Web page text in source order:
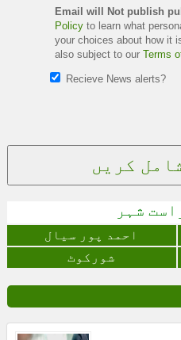
Email will Not publish
Policyto learn what
your choices about how it
also subject to our Terms
Recieve News alerts?
کریں
شہر
احمد پور سیال
شورکوٹ